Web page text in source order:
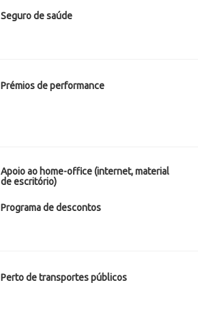
Seguro de saúde
Prémios de performance
Apoio ao home-office (internet, material
de escritório)
Programa de descontos
Perto de transportes públicos